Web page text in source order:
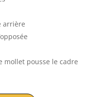
arrière
mollet pousse le cadre